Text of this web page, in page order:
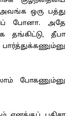
ஒரு பத்து
போனா. அதே
தீபா
போகணும்னு